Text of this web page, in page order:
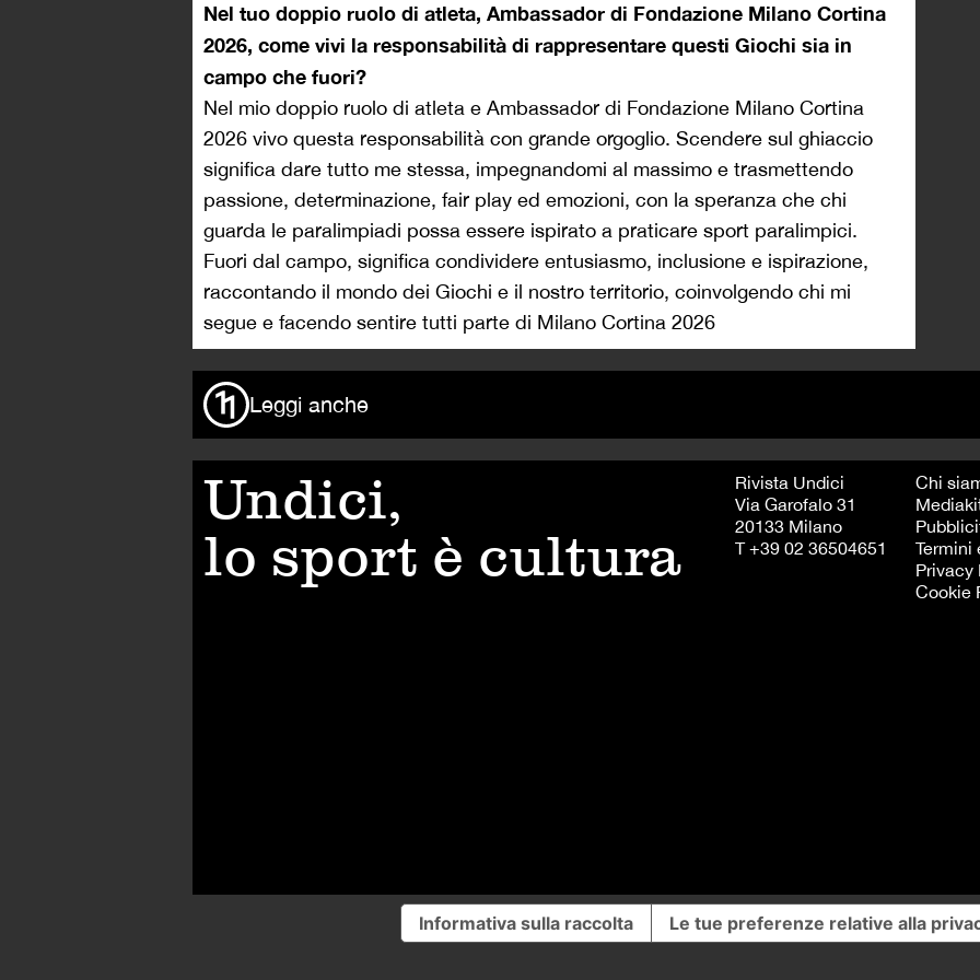
Nel tuo doppio ruolo di atleta, Ambassador di Fondazione Milano Cortina
2026, come vivi la responsabilità di rappresentare questi Giochi sia in
campo che fuori?
Nel mio doppio ruolo di atleta e Ambassador di Fondazione Milano Cortina
2026 vivo questa responsabilità con grande orgoglio. Scendere sul ghiaccio
significa dare tutto me stessa, impegnandomi al massimo e trasmettendo
passione, determinazione, fair play ed emozioni, con la speranza che chi
guarda le paralimpiadi possa essere ispirato a praticare sport paralimpici.
Fuori dal campo, significa condividere entusiasmo, inclusione e ispirazione,
raccontando il mondo dei Giochi e il nostro territorio, coinvolgendo chi mi
segue e facendo sentire tutti parte di Milano Cortina 2026
Leggi anche
Undici,
lo sport è cultura
Rivista Undici
Via Garofalo 31
20133 Milano
T +39 02 36504651
Chi
Termini
Privacy
Cookie
Informativa sulla raccolta Le tue preferenze relative alla